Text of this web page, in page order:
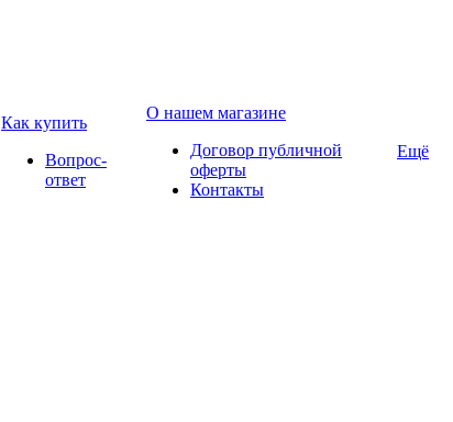
Как купить
Вопрос-
ответ
О нашем магазине
Договор публичной
оферты
Контакты
Ещё